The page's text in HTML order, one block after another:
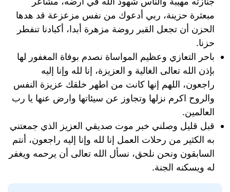
مبعثرة حزينة، ربي أدعوك من نفس مزعزعة قد هدها
الحزن أن تجعل القبر روضة مزهرة أبدا، أكبادنا تنفطر
حزنا.
باحر التعازي وعظيم المواساة نصدم بوفاة المغفور لها
بإذن الله تعالى الغالية و العزيزة، إنا لله وإنا إليه
راجعون، اللهم إنها كانت من اطهر خلقك عزيزة النفس
والروح اكرم نزلها وتجاوز عن سيئاتها وارض عنها يا رب
العالمين.
قبل قليل وصلني خبر موت صديقي العزيز الذي جمعتني
به الكثير من رحلات العمل إنا لله وإنا إليه راجعون، أنتم
السابقون ونحن نلحق، نسأل الله تعالى أن يرحمه ويغفر
له ويسكنه الجنة.